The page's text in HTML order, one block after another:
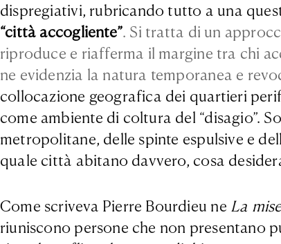
dispregiativi, rubricando tutto a una
“città accogliente”. Si tratta di un
riproduce e riafferma il margine tra chi
ne evidenzia la natura temporanea e
collocazione geografica dei quartieri
come ambiente di coltura del “disagio”.
metropolitane, delle spinte espulsive e
quale città abitano davvero, cosa
Come scriveva Pierre Bourdieu ne La
riuniscono persone che non presentano